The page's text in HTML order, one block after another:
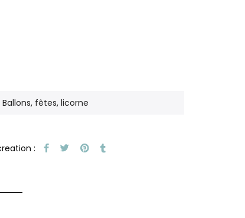
Ballons, fêtes, licorne